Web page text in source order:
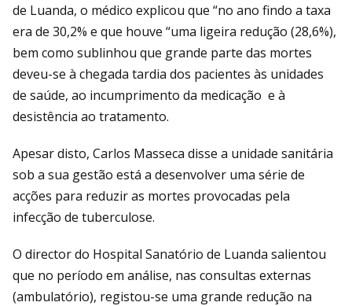
de Luanda, o médico explicou que “no ano findo a taxa
era de 30,2% e que houve “uma ligeira redução (28,6%),
bem como sublinhou que grande parte das mortes
deveu-se à chegada tardia dos pacientes às unidades
de saúde, ao incumprimento da medicação e à
desistência ao tratamento.
Apesar disto, Carlos Masseca disse a unidade sanitária
sob a sua gestão está a desenvolver uma série de
acções para reduzir as mortes provocadas pela
infecção de tuberculose.
O director do Hospital Sanatório de Luanda salientou
que no período em análise, nas consultas externas
(ambulatório), registou-se uma grande redução na